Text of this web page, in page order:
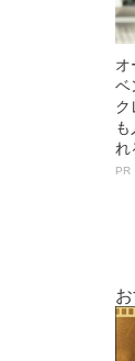
オ
ベ
れ
PR